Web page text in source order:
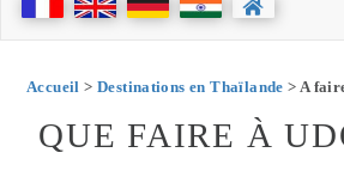
Accueil > Destinations en Thaïlande > A
QUE FAIRE À